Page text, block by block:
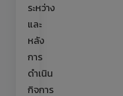
ระหว่าง
และ
หลัง
การ
ดำเนิน
กิจการ